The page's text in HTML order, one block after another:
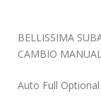
BELLISSIMA
CAMBIO
Auto Full Optional